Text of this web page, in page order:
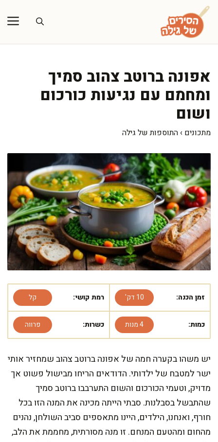
לדלג
לתוכן
אפונה ברוטב צהוב סמיך
ומחמם עם נגיעות כורכום
ושום
מתכונים › התוספות של גילה
זמן הכנה: 10 דק' רמת קושי: קל
כמות: 4 מנות כשרות: פרווה
יש משהו בקערה חמה של אפונה ברוטב צהוב שמחזיר אותי
ישר למטבח של ילדותי. הדודאים הריחו מבישול פשוט אך
מדויק, וטעמי הכורכום והשום התערבבו ברוטב סמיך
שהתבשל בסבלנות. סבתי הייתה מכינה את המנה הזו בכל
חורף, ואנחנו, הילדים, היינו מתאספים סביב השולחן, נהנים
מהחום ומהטעם המנחם. זו מנה מסורתית, מחממת את הלב,